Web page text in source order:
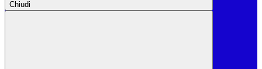
Chiudi